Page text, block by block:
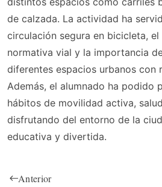
de calzada. La actividad ha
circulación segura en bicicleta, el
normativa vial y la importancia
diferentes espacios urbanos con
Además, el alumnado ha podido
hábitos de movilidad activa,
disfrutando del entorno de la
educativa y divertida.
Anterior